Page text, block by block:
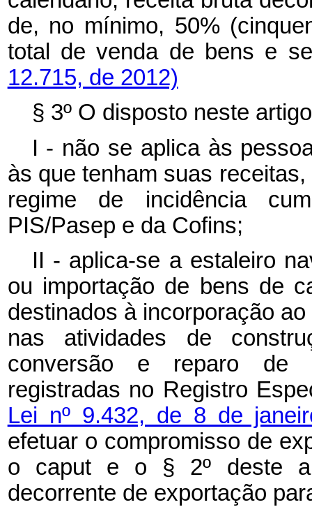
de, no mínimo, 50%
total de venda de bens e
12.715, de 2012)
§ 3º O disposto neste
I - não se aplica às
às que tenham suas
regime de incidência
PIS/Pasep e da Cofins;
II - aplica-se a estaleiro
ou importação de bens de
destinados à incorporação
nas atividades de
conversão e reparo de
registradas no Registro
Lei nº 9.432, de 8 de
efetuar o compromisso de
o caput e o § 2º deste
decorrente de exportação